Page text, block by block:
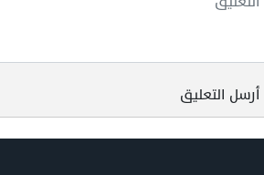
أرسل التعليق